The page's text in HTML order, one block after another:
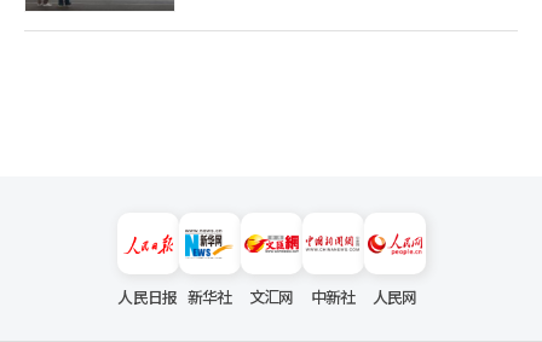
人民日报 新华社 文汇网 中新社 人民网